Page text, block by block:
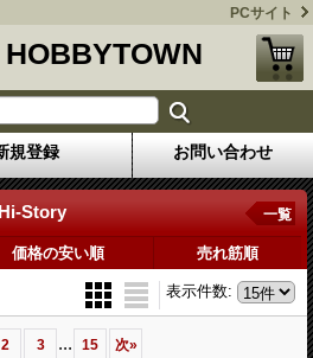
PCサイト
規登録 お問い合わせ
Story 一覧
価格の安い順 売れ筋順
表示件数:
2 3 ... 15 次»